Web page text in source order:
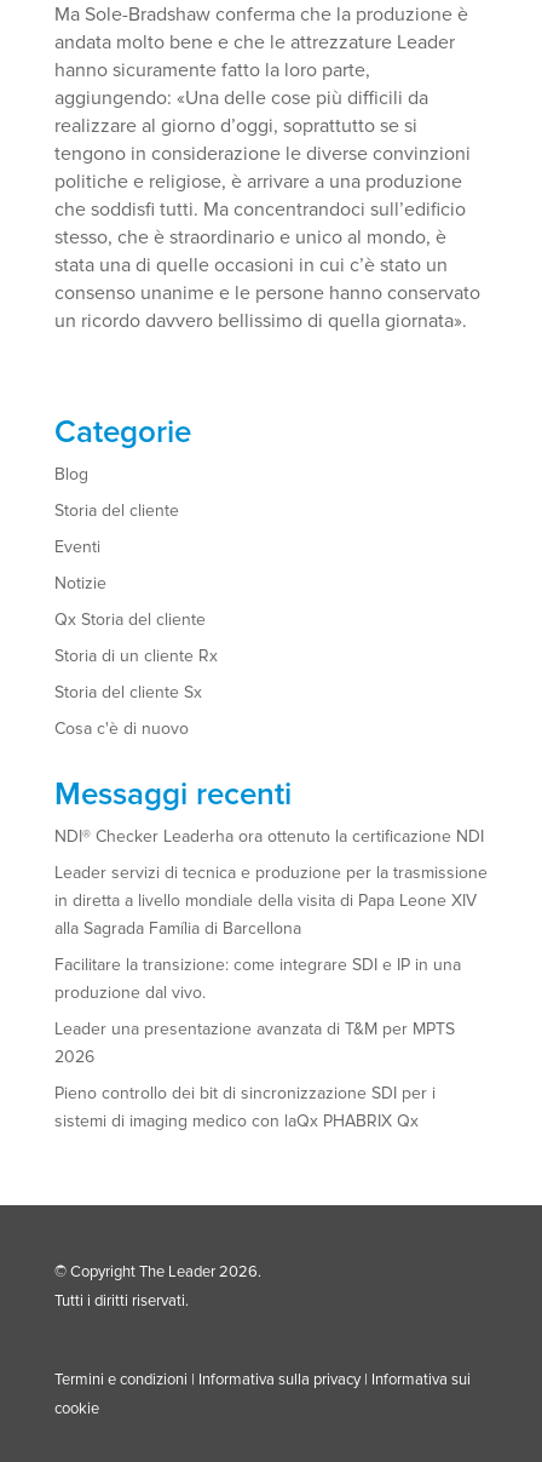
Ma Sole-Bradshaw conferma che la produzione è
andata molto bene e che le attrezzature Leader
hanno sicuramente fatto la loro parte,
aggiungendo: «Una delle cose più difficili da
realizzare al giorno d’oggi, soprattutto se si
tengono in considerazione le diverse convinzioni
politiche e religiose, è arrivare a una produzione
che soddisfi tutti. Ma concentrandoci sull’edificio
stesso, che è straordinario e unico al mondo, è
stata una di quelle occasioni in cui c’è stato un
consenso unanime e le persone hanno conservato
un ricordo davvero bellissimo di quella giornata».
Categorie
Blog
Storia del cliente
Eventi
Notizie
Qx Storia del cliente
Storia di un cliente Rx
Storia del cliente Sx
Cosa c'è di nuovo
Messaggi recenti
NDI® Checker Leaderha ora ottenuto la certificazione NDI
Leader servizi di tecnica e produzione per la trasmissione
in diretta a livello mondiale della visita di Papa Leone XIV
alla Sagrada Família di Barcellona
Facilitare la transizione: come integrare SDI e IP in una
produzione dal vivo.
Leader una presentazione avanzata di T&M per MPTS
2026
Pieno controllo dei bit di sincronizzazione SDI per i
sistemi di imaging medico con laQx PHABRIX Qx
© Copyright The Leader 2026.
Tutti i diritti riservati.
Termini e condizioni | Informativa sulla privacy| Informativa sui
cookie